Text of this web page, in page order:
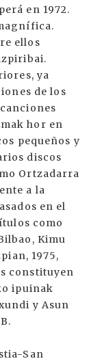
en 1972.
ellos
ya
de los
hor en
pequeños y
discos
Ortzadarra
a la
en el
como
Kimu
1975,
constituyen
ipuinak
y Asun
San